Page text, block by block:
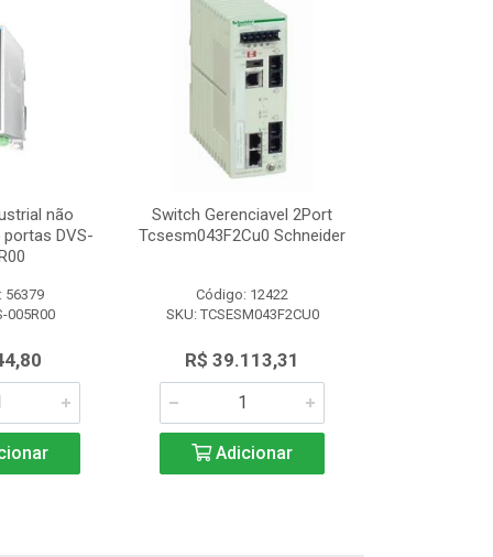
não
portas DVS-
56379
005R00
Switch Gerenciavel 2Port
Tcsesm043F2Cu0 Schneider
Código: 12422
SKU: TCSESM043F2CU0
R$ 39.113,31
Adicionar